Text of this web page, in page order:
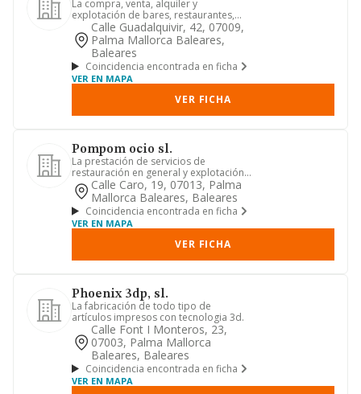
La compra, venta, alquiler y
explotación de bares, restaurantes,
cafeterías, hoteles, discotecas y ...
Calle Guadalquivir, 42, 07009,
Palma Mallorca Baleares,
Baleares
Coincidencia encontrada en ficha
VER EN MAPA
VER FICHA
Pompom ocio sl.
La prestación de servicios de
restauración en general y explotación
de bares, salas de fiestas y ca...
Calle Caro, 19, 07013, Palma
Mallorca Baleares, Baleares
Coincidencia encontrada en ficha
VER EN MAPA
VER FICHA
Phoenix 3dp, sl.
La fabricación de todo tipo de
artículos impresos con tecnologia 3d.
Calle Font I Monteros, 23,
07003, Palma Mallorca
Baleares, Baleares
Coincidencia encontrada en ficha
VER EN MAPA